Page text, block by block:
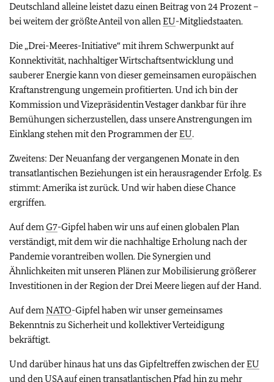
Deutschland alleine leistet dazu einen Beitrag von 24 Prozent –
bei weitem der größte Anteil von allenEU-Mitgliedstaaten.
Die „Drei-Meeres-Initiative“ mit ihrem Schwerpunkt auf
Konnektivität, nachhaltiger Wirtschaftsentwicklung und
sauberer Energie kann von dieser gemeinsamen europäischen
Kraftanstrengung ungemein profitierten. Und ich bin der
Kommission und Vizepräsidentin Vestager dankbar für ihre
Bemühungen sicherzustellen, dass unsere Anstrengungen im
Einklang stehen mit den Programmen derEU.
Zweitens: Der Neuanfang der vergangenen Monate in den
transatlantischen Beziehungen ist ein herausragender Erfolg. Es
stimmt: Amerika ist zurück. Und wir haben diese Chance
ergriffen.
Auf demG7-Gipfel haben wir uns auf einen globalen Plan
verständigt, mit dem wir die nachhaltige Erholung nach der
Pandemie vorantreiben wollen. Die Synergien und
Ähnlichkeiten mit unseren Plänen zur Mobilisierung größerer
Investitionen in der Region der Drei Meere liegen auf der Hand.
Auf demNATO-Gipfel haben wir unser gemeinsames
Bekenntnis zu Sicherheit und kollektiver Verteidigung
bekräftigt.
Und darüber hinaus hat uns das Gipfeltreffen zwischen derEU
und denUSAauf einen transatlantischen Pfad hin zu mehr